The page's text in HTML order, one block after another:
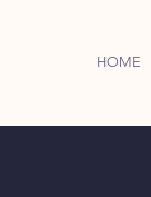
HOME